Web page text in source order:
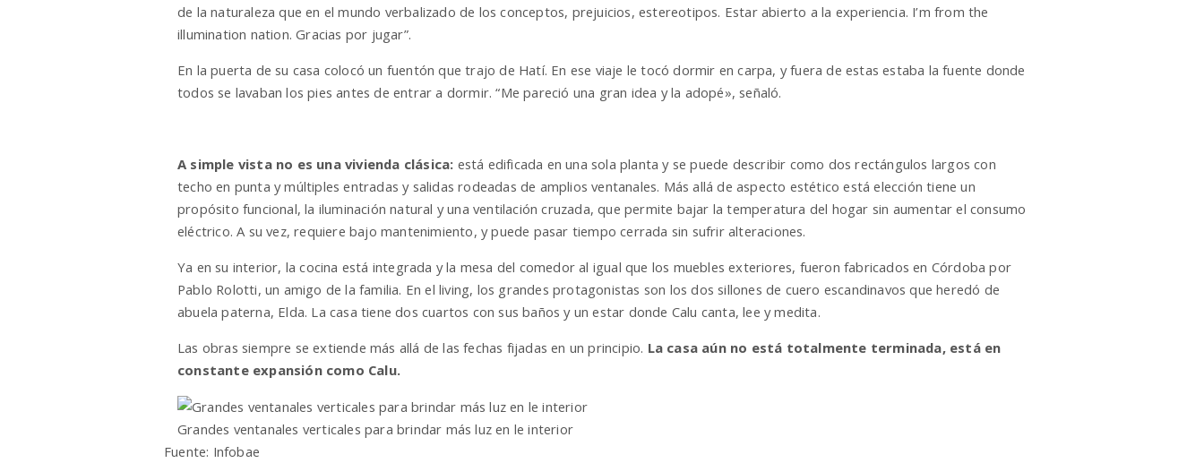
de la naturaleza que en el mundo verbalizado de los conceptos, prejuicios, estereotipos. Estar abierto a la experiencia. I’m from the
illumination nation. Gracias por jugar”.
En la puerta de su casa colocó un fuentón que trajo de Hatí. En ese viaje le tocó dormir en carpa, y fuera de estas estaba la fuente donde
todos se lavaban los pies antes de entrar a dormir. “Me pareció una gran idea y la adopé», señaló.
A simple vista no es una vivienda clásica: está edificada en una sola planta y se puede describir como dos rectángulos largos con
techo en punta y múltiples entradas y salidas rodeadas de amplios ventanales. Más allá de aspecto estético está elección tiene un
propósito funcional, la iluminación natural y una ventilación cruzada, que permite bajar la temperatura del hogar sin aumentar el consumo
eléctrico. A su vez, requiere bajo mantenimiento, y puede pasar tiempo cerrada sin sufrir alteraciones.
Ya en su interior, la cocina está integrada y la mesa del comedor al igual que los muebles exteriores, fueron fabricados en Córdoba por
Pablo Rolotti, un amigo de la familia. En el living, los grandes protagonistas son los dos sillones de cuero escandinavos que heredó de
abuela paterna, Elda. La casa tiene dos cuartos con sus baños y un estar donde Calu canta, lee y medita.
Las obras siempre se extiende más allá de las fechas fijadas en un principio. La casa aún no está totalmente terminada, está en
constante expansión como Calu.
Grandes ventanales verticales para brindar más luz en le interior
Fuente: Infobae